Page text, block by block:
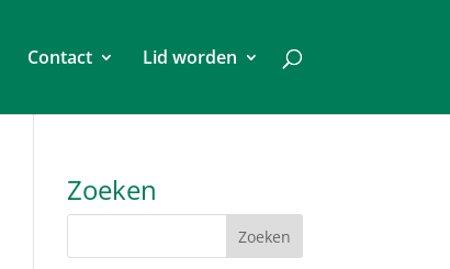
Contact Lid worden
Zoeken